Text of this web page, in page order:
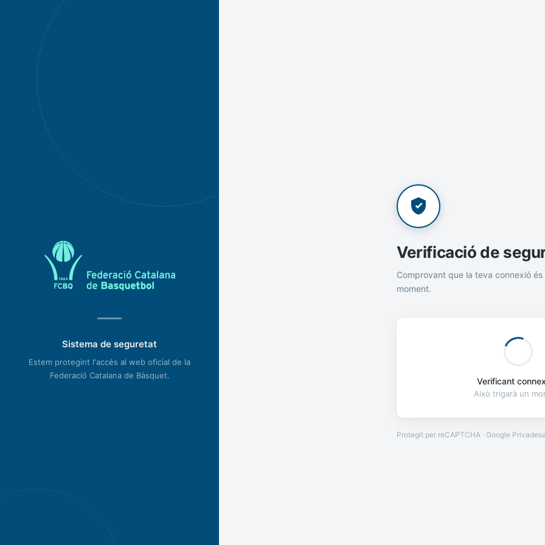
Sistema de seguretat
Estem protegint l'accés al web oficial de la
Federació Catalana de Bàsquet.
Verificació de
Comprovant que la teva connexió és
moment.
Verificant
Això trigarà un
Protegit per reCAPTCHA · Google Privadesa